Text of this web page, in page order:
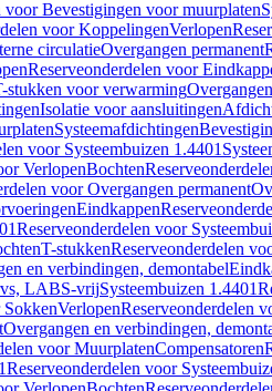
voor Bevestigingen voor muurplaten
voor KoppelingenVerlopen
circulatieOvergangen permanent
Reserveonderdelen voor
stukken voor verwarming
Isolatie voor aansluitingen
Systeemafdichtingen
voor Systeembuizen 1.4401
VerlopenBochten
voor Overgangen permanent
Eindkappen
Reserveonderdelen voor
T-stukkenReserveonderdelen
en verbindingen, demontabel
LABS-vrijSysteembuizen 1.4401
SokkenVerlopenReserveonderdelen
Overgangen en verbindingen,
voor MuurplatenCompensatoren
Reserveonderdelen voor